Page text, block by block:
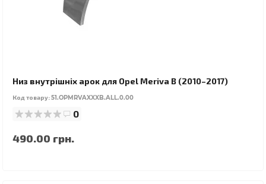
Низ внутрішніх арок для Opel Meriva B (2010–2017)
Код товару:51.OPMRVAXXXB.ALL.0.00
0
490.00 грн.